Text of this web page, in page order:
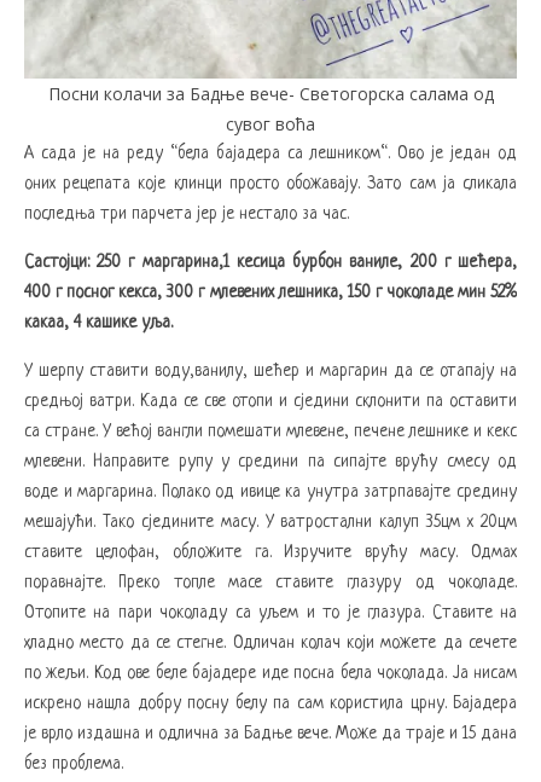
Посни колачи за Бадње вече- Светогорска салама од
сувог воћа
А сада је на реду “бела бајадера са лешником“. Ово је један од
оних рецепата које клинци просто обожавају. Зато сам ја сликала
последња три парчета јер је нестало за час.
Састојци: 250 г маргарина,1 кесица бурбон ваниле, 200 г шећера,
400 г посног кекса, 300 г млевених лешника, 150 г чоколаде мин 52%
какаа, 4 кашике уља.
У шерпу ставити воду,ванилу, шећер и маргарин да се отапају на
средњој ватри. Када се све отопи и сједини склонити па оставити
са стране. У већој вангли помешати млевене, печене лешнике и кекс
млевени. Направите рупу у средини па сипајте врућу смесу од
воде и маргарина. Полако од ивице ка унутра затрпавајте средину
мешајући. Тако сједините масу. У ватростални калуп 35цм x 20цм
ставите целофан, обложите га. Изручите врућу масу. Одмах
поравнајте. Преко топле масе ставите глазуру од чоколаде.
Отопите на пари чоколаду са уљем и то је глазура. Ставите на
хладно место да се стегне. Одличан колач који можете да сечете
по жељи. Код ове беле бајадере иде посна бела чоколада. Ја нисам
искрено нашла добру посну белу па сам користила црну. Бајадера
је врло издашна и одлична за Бадње вече. Може да траје и 15 дана
без проблема.